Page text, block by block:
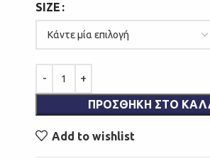
SIZE
ΠΡΟΣΘΉΚΗ ΣΤΟ
Add to wishlist